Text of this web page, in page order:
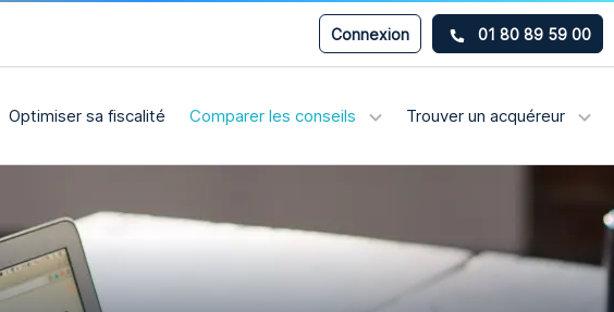
Connexion 01 80 89 59 00
Optimiser sa fiscalité Comparer les conseils Trouver un acquéreur